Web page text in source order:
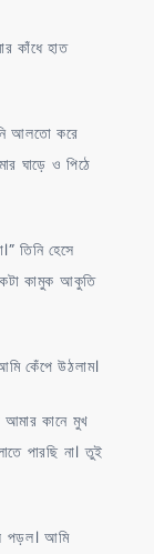
কাঁধে হাত
আলতো করে
ঘাড়ে ও পিঠে
তিনি হেসে
কামুক আকুতি
কেঁপে উঠলাম।
আমার কানে মুখ
পারছি না। তুই
পড়ল। আমি